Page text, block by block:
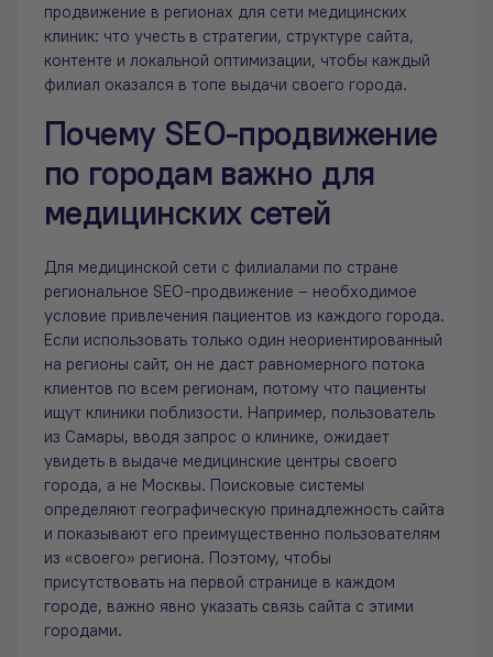
продвижение в регионах для сети медицинских
клиник: что учесть в стратегии, структуре сайта,
контенте и локальной оптимизации, чтобы каждый
филиал оказался в топе выдачи своего города.
Почему SEO-продвижение
по городам важно для
медицинских сетей
Для медицинской сети с филиалами по стране
региональное SEO-продвижение – необходимое
условие привлечения пациентов из каждого города.
Если использовать только один неориентированный
на регионы сайт, он не даст равномерного потока
клиентов по всем регионам, потому что пациенты
ищут клиники поблизости. Например, пользователь
из Самары, вводя запрос о клинике, ожидает
увидеть в выдаче медицинские центры своего
города, а не Москвы. Поисковые системы
определяют географическую принадлежность сайта
и показывают его преимущественно пользователям
из «своего» региона. Поэтому, чтобы
присутствовать на первой странице в каждом
городе, важно явно указать связь сайта с этими
городами.